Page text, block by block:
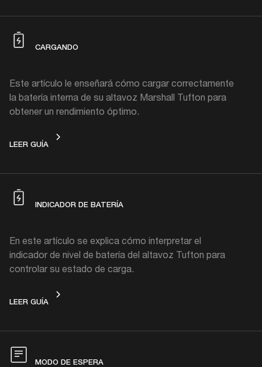
CARGANDO
Este artículo le enseñará cómo cargar correctamente
la batería interna de su altavoz Marshall Tufton para
obtener un rendimiento óptimo.
LEER GUÍACARGANDO
INDICADOR DE BATERÍA
En este artículo se explica cómo interpretar el
indicador de nivel de batería del altavoz Tufton para
controlar su estado de carga.
LEER GUÍAINDICADOR DE BATERÍA
MODO DE ESPERA